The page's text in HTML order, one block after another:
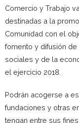
Comercio y Trabajo
destinadas a la
Comunidad con el
fomento y difusión
sociales y de la
el ejercicio 2018.
Podrán acogerse a
fundaciones y otras
tengan entre sus